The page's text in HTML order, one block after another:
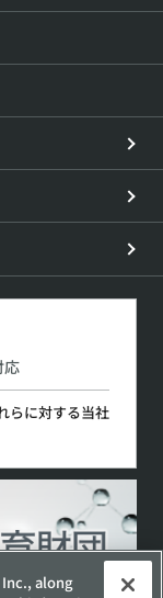
らに対する当社
along